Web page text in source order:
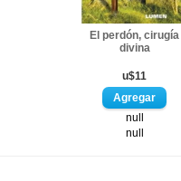
El perdón, cirugía
divina
u$11
null
null